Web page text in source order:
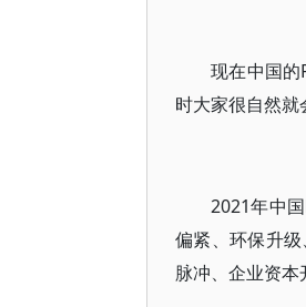
现在中国
时大家很自然就
2021年中
偏紧、环保升
脉冲、企业资本